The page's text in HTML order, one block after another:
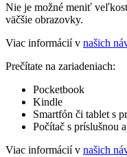
Nie je možné meniť
väčšie obrazovky.
Viac informácií v našich
Prečítate na zariadeniach:
Pocketbook
Kindle
Smartfón či tablet s
Počítač s príslušnou
Viac informácií v našich